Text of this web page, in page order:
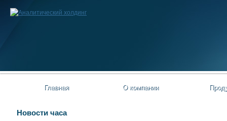
Главная О компании
Новости часа